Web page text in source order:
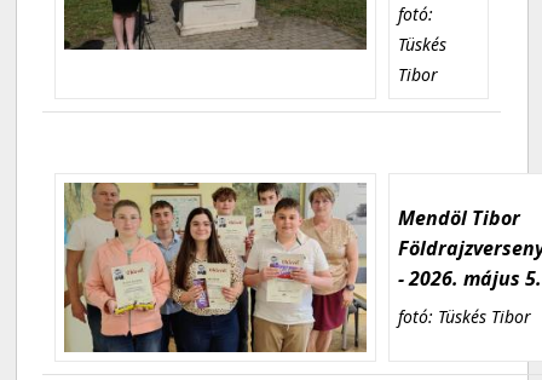
fotó:
Tüskés
Tibor
Mendöl Tibor
- 2026. május 5.
fotó: Tüskés Tibor